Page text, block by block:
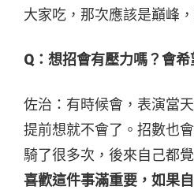
大家吃，那次應該是巔峰
Q： 想招會有壓力嗎？會希
佐治 ：有時候會，表演當
提前想就不會了。招數也
騎了很多次，後來自己都
喜歡這件事滿重要，如果